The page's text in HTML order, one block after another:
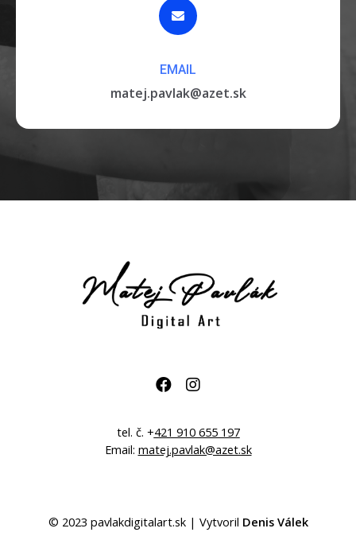
EMAIL
matej.pavlak@azet.sk
F
a
e
b
o
I
n
t
a
g
tel. č. +421 910 655 197
Email: matej.pavlak@azet.sk
© 2023 pavlakdigitalart.sk| Vytvoril Denis Válek